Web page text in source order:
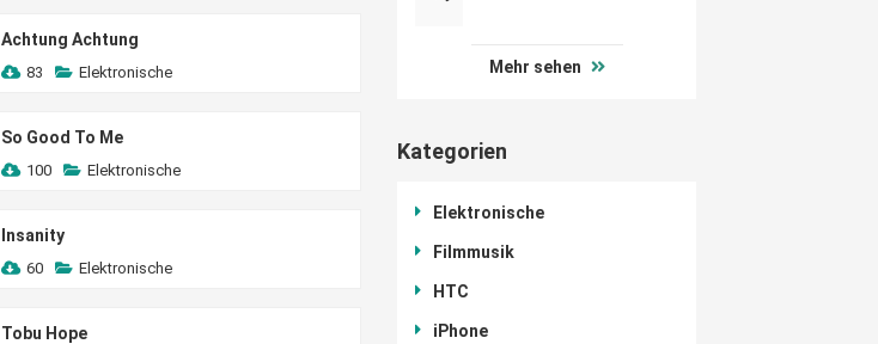
Achtung Achtung
83 Elektronische
So Good To Me
100 Elektronische
Insanity
60 Elektronische
Tobu Hope
Mehr sehen
Kategorien
Elektronische
Filmmusik
HTC
iPhone